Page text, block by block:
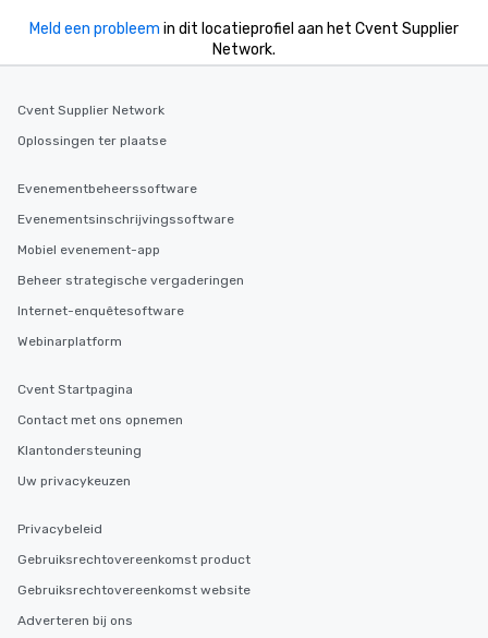
several renowned
and your guests
Meld een probleem in dit locatieprofiel aan het Cvent Supplier
Network.
Cvent Supplier Network
Oplossingen ter plaatse
Evenementbeheerssoftware
Evenementsinschrijvingssoftware
Mobiel evenement-app
Beheer strategische vergaderingen
Internet-enquêtesoftware
Webinarplatform
Cvent Startpagina
Contact met ons opnemen
Klantondersteuning
Uw privacykeuzen
Privacybeleid
Gebruiksrechtovereenkomst product
Gebruiksrechtovereenkomst website
Adverteren bij ons